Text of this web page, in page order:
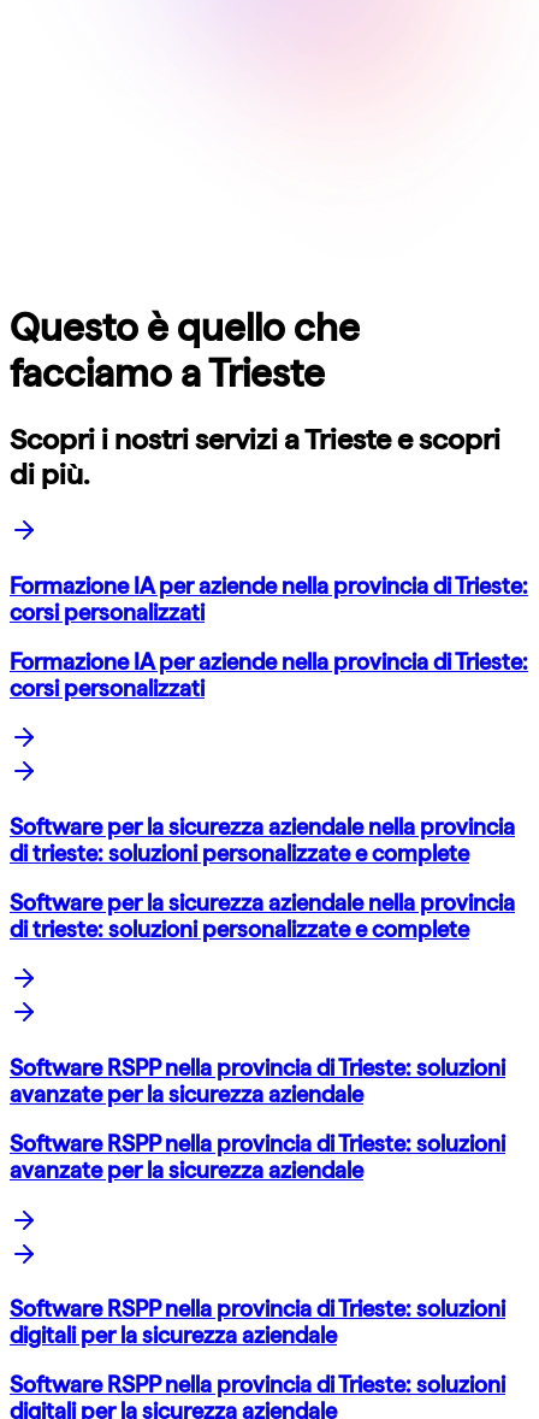
Questo è quello che
facciamo aTrieste
Scopri i nostri servizi aTriestee scopri
di più.
Formazione IA per aziende nella provincia di Trieste:
corsi personalizzati
Formazione IA per aziende nella provincia di Trieste:
corsi personalizzati
Software per la sicurezza aziendale nella provincia
di trieste: soluzioni personalizzate e complete
Software per la sicurezza aziendale nella provincia
di trieste: soluzioni personalizzate e complete
Software RSPP nella provincia di Trieste: soluzioni
avanzate per la sicurezza aziendale
Software RSPP nella provincia di Trieste: soluzioni
avanzate per la sicurezza aziendale
Software RSPP nella provincia di Trieste: soluzioni
digitali per la sicurezza aziendale
Software RSPP nella provincia di Trieste: soluzioni
digitali per la sicurezza aziendale